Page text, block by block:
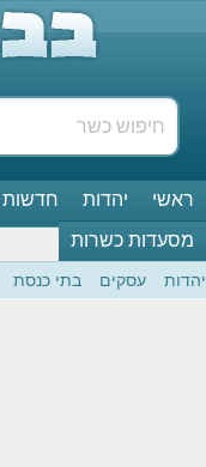
ראשי יהדות חדשות
מסעדות כשרות
יהדות עסקים בתי כנסת